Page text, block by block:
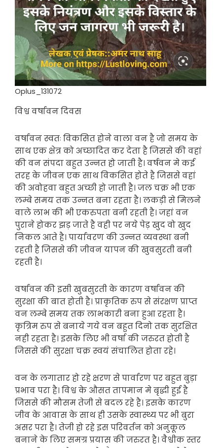
Oplus_131072
विश्व वर्षावन दिवस
वर्षावन स्वतः विकसित होने वाला वन है जो समय के
साथ एक क्षेत्र को अच्छादित कर देता है जिससे की वहां
की वन संपदा बहुत उन्नत हो जाती है। वर्षवन मे कई
तरह के जीवन एक साथ विकसित होते है जिससे वहां
की अवोहवा बहुत अच्छी हो जाती है। जल चक्र भी एक
लम्बे समय तक उन्नत बना रहता है। लकड़ी से मिलने
वाले लाभ की भी एकरुपता बनी रहती है। जहां वन
पुराने होकर झड़ जाते है वही पर नये पेड़ खुद वो खुद
निकल आते है। पार्यावरण की उन्नत व्यवस्था बनी
रहती है जिससे की जीवन यापन की खुवसुरती बनी
रहती है।
वर्षावन की इसी खुबसुरती के कारण वर्षावन की
सुरक्षा की बात होती है। प्राकृतिक रुप से संरक्षण प्राप्त
वन लम्बे समय तक लाभकारी बना हुआ रहता है।
कृत्रिम रुप से बनाये गये वन बहुत दिनो तक सुरक्षित
नही रहता है। इसके लिए भी वर्षा की जरुरत होती है
जिससे की सुरक्षा चक्र स्वयं संचालित होता रहे।
वन के लगातार हो रहे क्षरण से पार्वारण पर बहुत बुड़ा
प्रभाव परा है। विश्व के औसत तापमान मे बृद्धी हुई है
जिससे की मौसम तेजी से बदल रहे है। इसके कारण
जीव के आवास के साथ ही उसके स्वास्थ्य पर भी बुरा
असर परा है। तेजी हो रहे इस परिवर्तन को अनुकूल
बनाने के लिए समग्र प्रयास की जरुरत है। वैश्वीक स्तर